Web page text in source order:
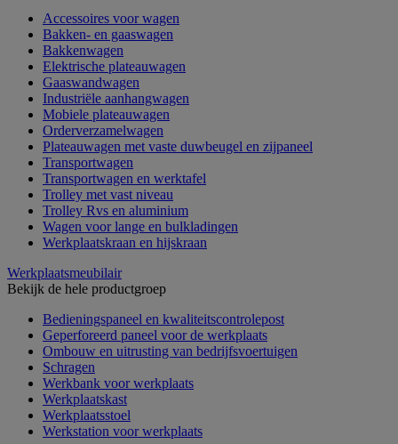
Accessoires voor wagen
Bakken- en gaaswagen
Bakkenwagen
Elektrische plateauwagen
Gaaswandwagen
Industriële aanhangwagen
Mobiele plateauwagen
Orderverzamelwagen
Plateauwagen met vaste duwbeugel en zijpaneel
Transportwagen
Transportwagen en werktafel
Trolley met vast niveau
Trolley Rvs en aluminium
Wagen voor lange en bulkladingen
Werkplaatskraan en hijskraan
Werkplaatsmeubilair
Bekijk de hele productgroep
Bedieningspaneel en kwaliteitscontrolepost
Geperforeerd paneel voor de werkplaats
Ombouw en uitrusting van bedrijfsvoertuigen
Schragen
Werkbank voor werkplaats
Werkplaatskast
Werkplaatsstoel
Werkstation voor werkplaats